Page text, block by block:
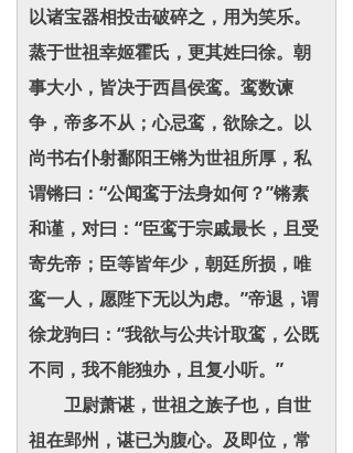
以诸宝器相投击破碎之，用为笑乐。
蒸于世祖幸姬霍氏，更其姓曰徐。朝
事大小，皆决于西昌侯鸾。鸾数谏
争，帝多不从；心忌鸾，欲除之。以
尚书右仆射鄱阳王锵为世祖所厚，私
谓锵曰：“公闻鸾于法身如何？”锵素
和谨，对曰：“臣鸾于宗戚最长，且受
寄先帝；臣等皆年少，朝廷所损，唯
鸾一人，愿陛下无以为虑。”帝退，谓
徐龙驹曰：“我欲与公共计取鸾，公既
不同，我不能独办，且复小听。”
卫尉萧谌，世祖之族子也，自世
祖在郢州，谌已为腹心。及即位，常